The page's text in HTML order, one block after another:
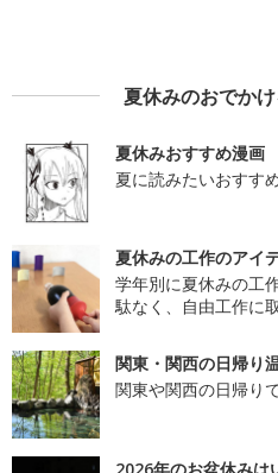
夏休みのおでか
夏休みおすすめ漫画
夏に読みたいおすす
夏休みの工作のアイ
学年別に夏休みの工
駄なく、自由工作に
関東・関西の日帰り
関東や関西の日帰り
2026年のお盆休みは